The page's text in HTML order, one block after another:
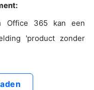
Office 365 kan een
'product zonder